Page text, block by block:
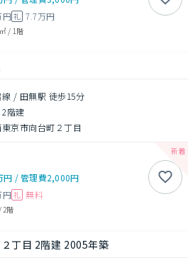
円礼 7.7万円
/ 1階
/ 田無駅 徒歩15分
2階建
京市向台町２丁目
円 /管理費2,000円
円 礼 無料
/ 2階
丁目 2階建 2005年築